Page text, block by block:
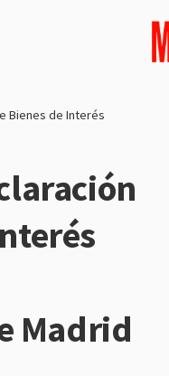
Bienes de Interés
Madrid